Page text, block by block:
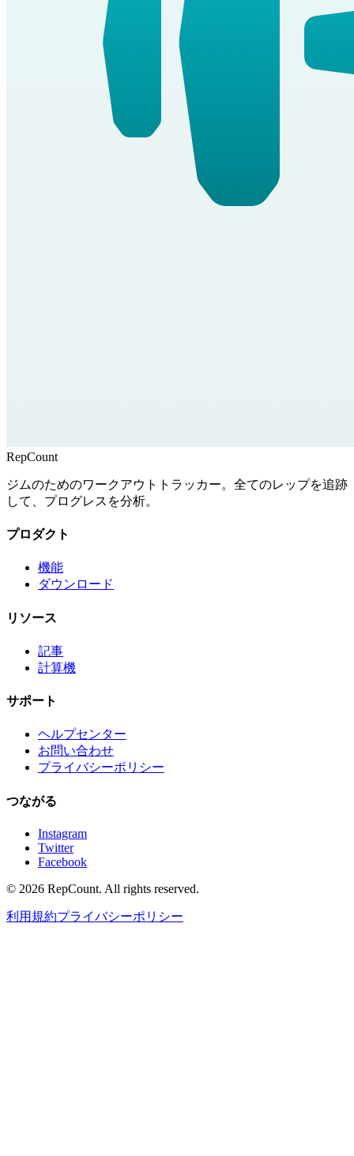
RepCount
ジムのためのワークアウトトラッカー。全てのレップを追跡
して、プログレスを分析。
プロダクト
機能
ダウンロード
リソース
記事
計算機
サポート
ヘルプセンター
お問い合わせ
プライバシーポリシー
つながる
Instagram
Twitter
Facebook
© 2026 RepCount. All rights reserved.
利用規約プライバシーポリシー